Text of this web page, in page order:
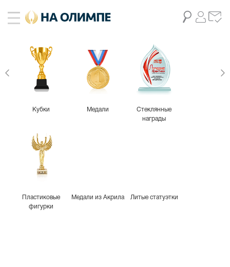
Кубки Медали
Стеклянные
награды
Пластиковые
фигурки
Медали из Акрила Литые статуэтки